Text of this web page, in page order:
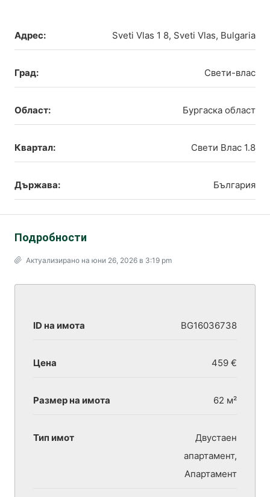
Адрес: Sveti Vlas 1 8, Sveti Vlas, Bulgaria
Град: Свети-влас
Област: Бургаска област
Квартал: Свети Влас 1.8
Държава: България
Подробности
Актуализирано на юни 26, 2026 в 3:19 pm
ID на имота BG16036738
Цена 459 €
Размер на имота 62 м²
Тип имот
Двустаен
апартамент,
Апартамент